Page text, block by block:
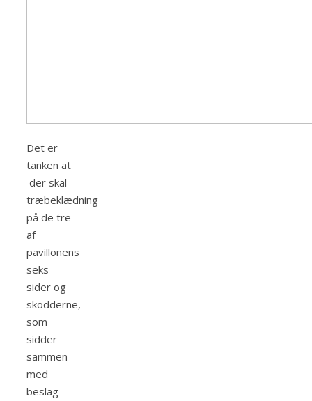
Det er
tanken at
der skal
træbeklædning
på de tre
af
pavillonens
seks
sider og
skodderne,
som
sidder
sammen
med
beslag